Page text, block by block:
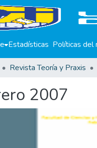
Estadísticas Políticas del
Revista Teoría y Praxis
2007